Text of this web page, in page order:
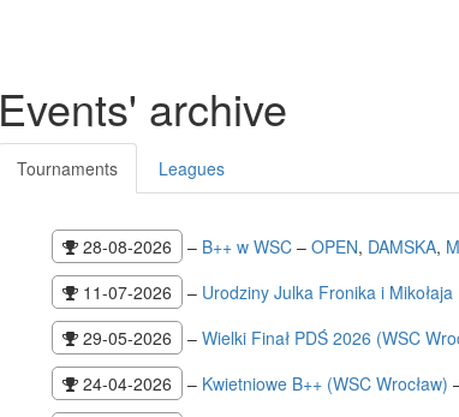
Events' archive
Tournaments Leagues
28-08-2026 – B++ w WSC –OPEN, DAMSKA,
11-07-2026
– Urodziny Julka Fronika i Mikołaja
29-05-2026
–Wielki Finał PDŚ 2026 (WSC
24-04-2026
– Kwietniowe B++ (WSC Wrocław)